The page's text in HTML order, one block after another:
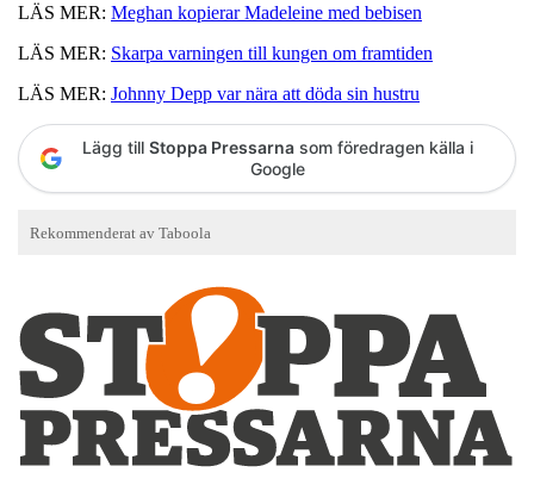
LÄS MER: Meghan kopierar Madeleine med bebisen
LÄS MER: Skarpa varningen till kungen om framtiden
LÄS MER: Johnny Depp var nära att döda sin hustru
Lägg till Stoppa Pressarna som föredragen källa i
Google